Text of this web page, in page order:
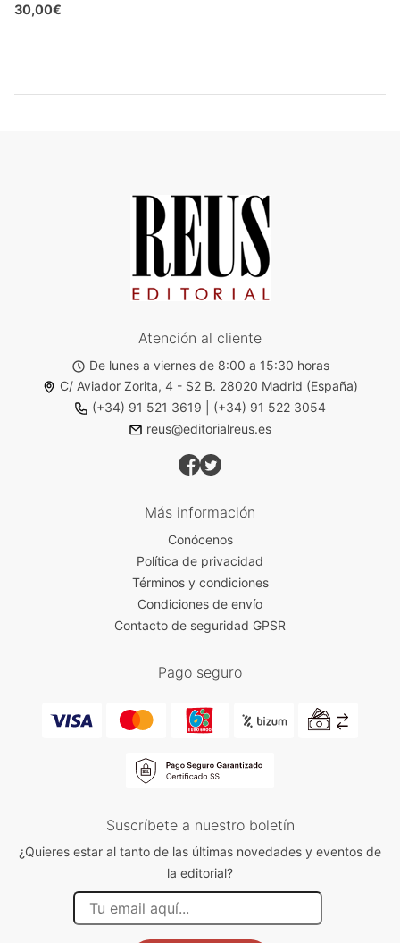
30,00€
Atención al cliente
De lunes a viernes de 8:00 a 15:30 horas
C/ Aviador Zorita, 4 - S2 B. 28020 Madrid (España)
(+34) 91 521 3619
(+34) 91 522 3054
reus@editorialreus.es
Más información
Conócenos
Política de privacidad
Términos y condiciones
Condiciones de envío
Contacto de seguridad GPSR
Pago seguro
Suscríbete a nuestro boletín
¿Quieres estar al tanto de las últimas novedades y eventos de
la editorial?